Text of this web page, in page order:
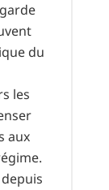
du
les
aux